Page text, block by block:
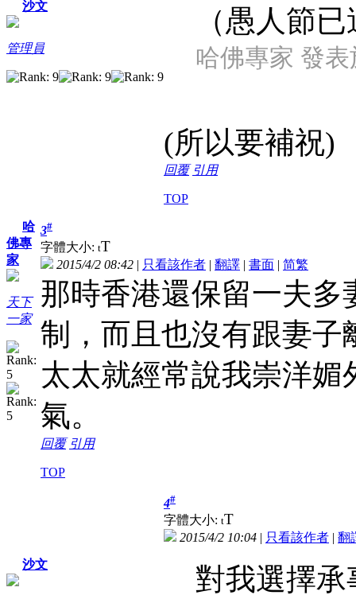
沙文
管理員
（愚人節
哈佛專家 發表
(所以要補祝)
回覆 引用
TOP
哈
佛專
家
天下
一家
3#
字體大小: tT
2015/4/2 08:42 | 只看該作者 | 翻譯 | 書面 | 简繁
那時香港還保留一夫
制，而且也沒有跟妻子
太太就經常說我崇洋
氣。
回覆 引用
TOP
沙文
4#
字體大小: tT
2015/4/2 10:04 | 只看該作者 | 翻
對我選擇